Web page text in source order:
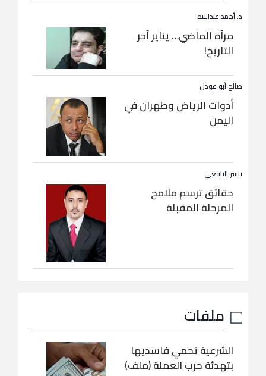
د. أحمد عبداللاه
مرآة الماضي… يناير آخر
التاريخ!
صالح أبو عوذل
أدوات الرياض وطهران في
اليمن
ياسر اليافعي
حقائق ترسم ملامح
المرحلة المقبلة
ملفات
الشرعية تحمي فاسديها
بتهدئة حرب العملة (ملف)